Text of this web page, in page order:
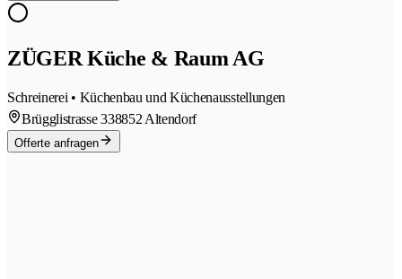
ZÜGER Küche & Raum AG
Schreinerei • Küchenbau und Küchenausstellungen
Brügglistrasse 338852 Altendorf
Offerte anfragen